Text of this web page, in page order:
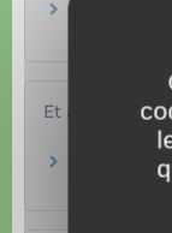
Et aussi